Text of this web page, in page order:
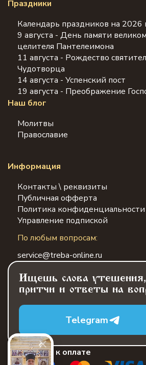
Праздники
Календарь праздников на 2026
9 августа - День памяти
целителя Пантелеимона
11 августа - Рождество
Чудотворца
14 августа - Успенский пост
19 августа - Преображение
Наш блог
Молитвы
Православие
Информация
Контакты \ реквизиты
Публичная офферта
Политика конфиденциальности
Управление подпиской
По любым вопросам:
service@treba-online.ru
Ищешь слова
притчи и ответы на
Telegram
Принимаем к оплате